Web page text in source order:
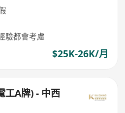
驗都會考慮
$25K-26K/月
工A牌) - 中西